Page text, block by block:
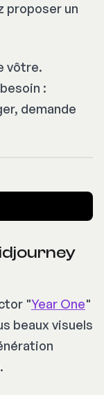
proposer un
vôtre.
:
demande
"Year One"
beaux visuels